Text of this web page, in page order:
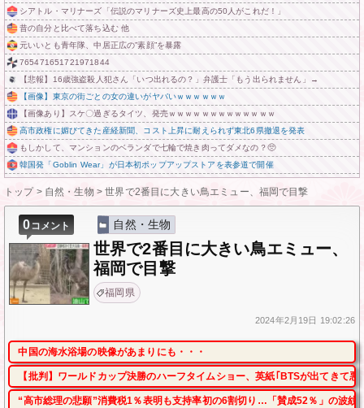
シアトル・マリナーズ「伝説のマリナーズ史上最高の50人がこれだ！」
昔の自分と比べて落ち込む 他
元いいとも青年隊、中居正広の”素顔”を暴露
765471651721971844
【悲報】16歳強盗殺人犯さん「いつ出れるの？」弁護士「もう出られません」→
【画像】東京の街ごとの女の違いがヤバいｗｗｗｗｗｗ
【画像あり】スケ〇過ぎるタイツ、発売ｗｗｗｗｗｗｗｗｗｗｗｗｗ
高市政権に媚びてきた産経新聞、コスト上昇に耐えられず東北6県撤退を発表
もしかして、マンションのベランダで七輪で焼き肉ってダメなの？🥺
韓国発「Goblin Wear」が日本初ポップアップストアを表参道で開催
トップ> 自然・生物 >世界で2番目に大きい鳥エミュー、福岡で目撃
0コメント 自然・生物
世界で2番目に大きい鳥エミュー、
福岡で目撃
福岡県
2024年2月19日 19:02:26
中国の海水浴場の映像があまりにも・・・
【批判】ワールドカップ決勝のハーフタイムショー、英紙｢BTSが出てきて悪
“高市総理の悲願”消費税1％表明も支持率初の6割切り…「賛成52％」の波紋